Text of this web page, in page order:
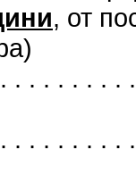
, от
. . . . . . .
. . . . . . .